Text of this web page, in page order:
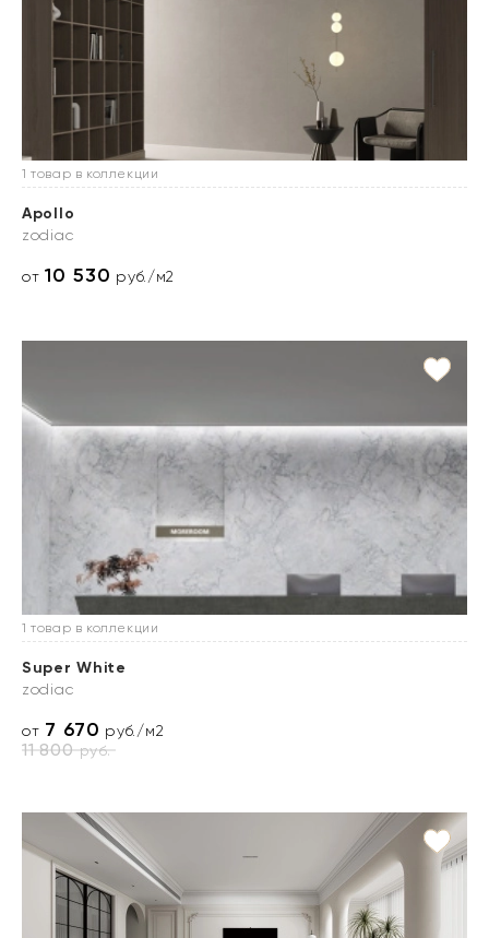
1 товар в коллекции
Apollo
zodiac
от10 530 руб./м2
1 товар в коллекции
Super White
zodiac
от 7 670 руб./м2
11 800руб.